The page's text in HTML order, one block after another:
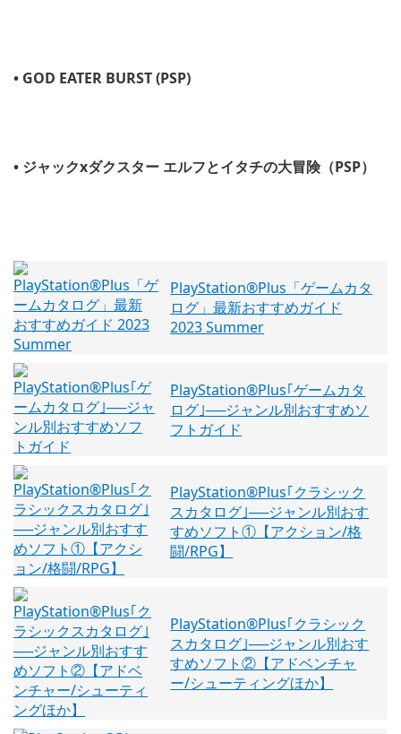
• GOD EATER BURST (PSP)
• ジャックxダクスター エルフとイタチの大冒険（PSP）
PlayStation®Plus「ゲームカタ
ログ」最新おすすめガイド
2023 Summer
PlayStation®Plus｢ゲームカタ
ログ｣──ジャンル別おすすめソ
フトガイド
PlayStation®Plus｢クラシック
スカタログ｣──ジャンル別おす
すめソフト①【アクション/格
闘/RPG】
PlayStation®Plus｢クラシック
スカタログ｣──ジャンル別おす
すめソフト②【アドベンチャ
ー/シューティングほか】